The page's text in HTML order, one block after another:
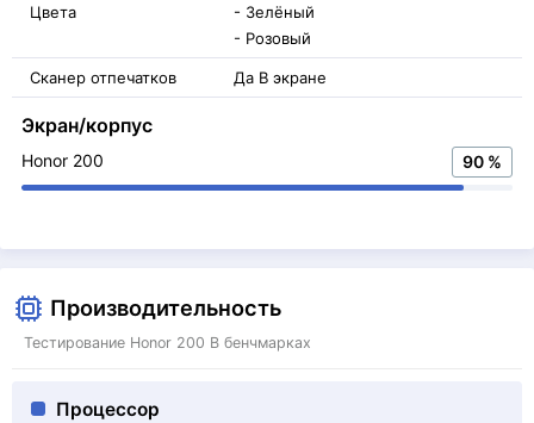
Цвета
- Зелёный
- Розовый
Сканер отпечатков Да В экране
Экран/корпус
Honor 200 90 %
Производительность
Тестирование Honor 200 В бенчмарках
Процессор